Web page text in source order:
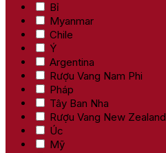
Bỉ
Myanmar
Chile
Ý
Argentina
Rượu Vang Nam Phi
Pháp
Tây Ban Nha
Rượu Vang New Zealand
Úc
Mỹ